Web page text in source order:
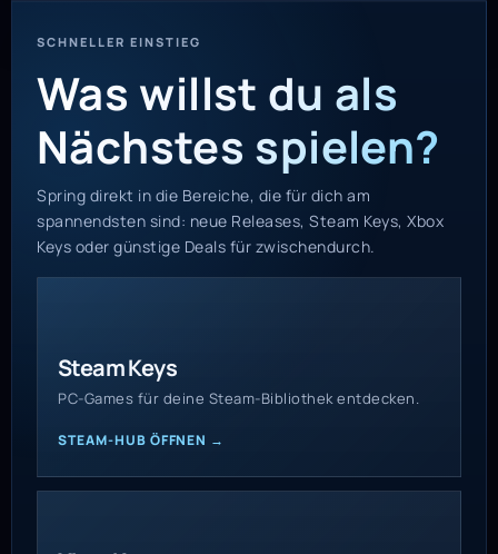
SCHNELLER EINSTIEG
Was willst du als
Nächstes spielen?
Spring direkt in die Bereiche, die für dich am
spannendsten sind: neue Releases, Steam Keys, Xbox
Keys oder günstige Deals für zwischendurch.
Steam Keys
PC-Games für deine Steam-Bibliothek entdecken.
STEAM-HUB ÖFFNEN →